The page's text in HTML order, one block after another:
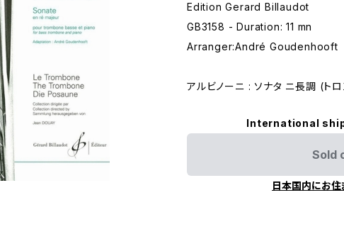
Edition Gerard Billaudot
GB3158 - Duration: 11 mn
Arranger:André Goudenhooft
アルビノーニ : ソナタ ニ長調 (ト
International
Sold
日本国内にお